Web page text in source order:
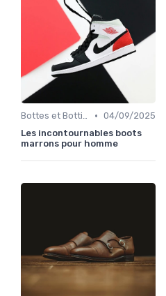
Bottes et Bottines • 04/09/2025
Les incontournables boots
marrons pour homme